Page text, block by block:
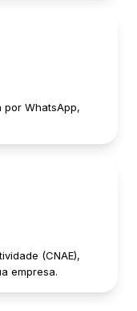
por WhatsApp,
(CNAE),
empresa.